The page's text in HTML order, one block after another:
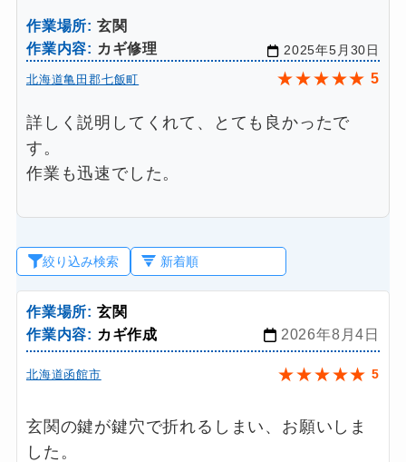
作業場所: 玄関
作業内容: カギ修理 2025年5月30日
北海道亀田郡七飯町 ★★★★★ 5
詳しく説明してくれて、とても良かったで
す。
作業も迅速でした。
絞り込み検索
作業場所: 玄関
作業内容: カギ作成 2026年8月4日
北海道函館市 ★★★★★ 5
玄関の鍵が鍵穴で折れるしまい、お願いしま
した。